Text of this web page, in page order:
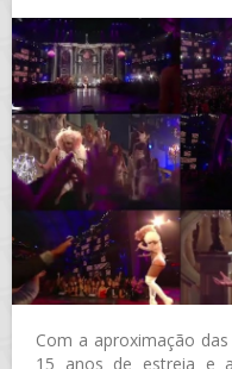
Com a aproximação
15 anos de estreia e